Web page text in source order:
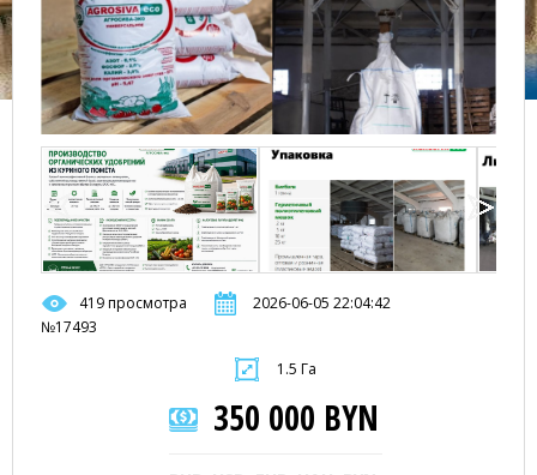
419 просмотра
2026-06-05 22:04:42
№17493
1.5 Га
350 000 BYN